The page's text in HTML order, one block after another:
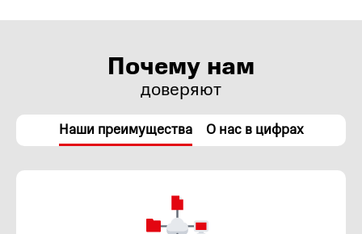
Почему нам
доверяют
Наши преимущества О нас в цифрах